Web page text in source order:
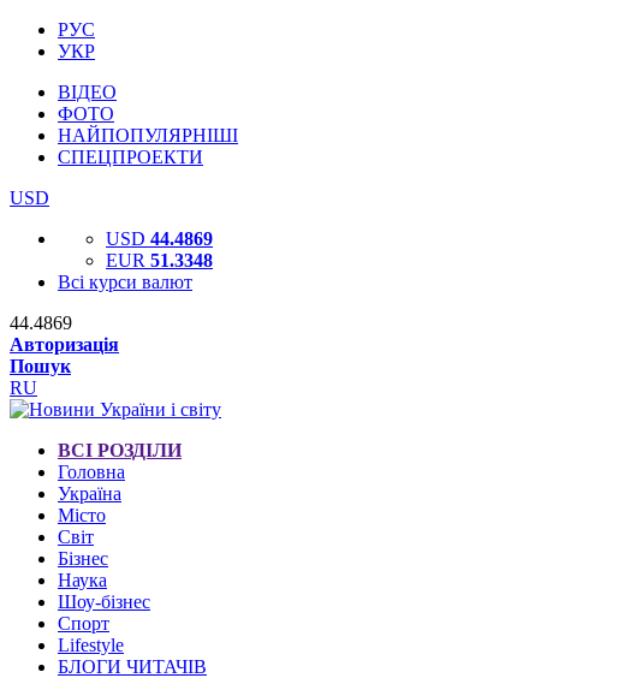
РУС
УКР
ВІДЕО
ФОТО
НАЙПОПУЛЯРНІШІ
СПЕЦПРОЕКТИ
USD
USD 44.4869
EUR 51.3348
Всі курси валют
44.4869
Авторизація
Пошук
RU
ВСІ РОЗДІЛИ
Головна
Україна
Місто
Світ
Бізнес
Наука
Шоу-бізнес
Спорт
Lifestyle
БЛОГИ ЧИТАЧІВ